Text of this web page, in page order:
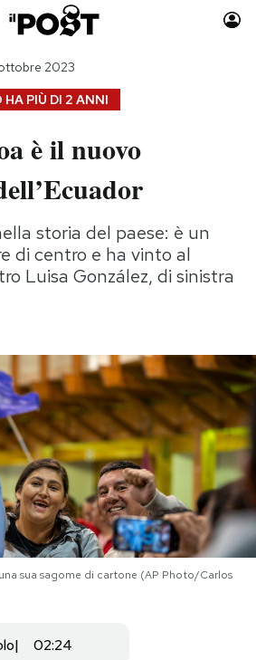
Auto
Moda
Consumismi
Storie/Idee
Ok Boomer!
Media
Mondiali calcio 2026
PIÙ DI 2 ANNI
2023
è il nuovo
storia del paese: è un
di centro e ha vinto al
Luisa González, di sinistra
sua sagome di cartone (AP Photo/Carlos
02:24